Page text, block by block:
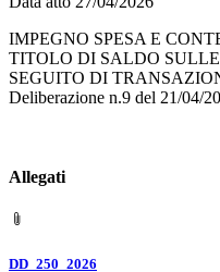
IMPEGNO SPESA E
TITOLO DI SALDO
SEGUITO DI
Deliberazione n.9 del 21/04/
Allegati
DD_250_2026